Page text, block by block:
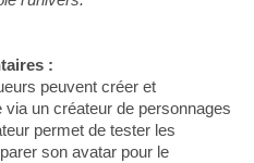
:
peuvent créer et
un créateur de personnages
permet de tester les
son avatar pour le